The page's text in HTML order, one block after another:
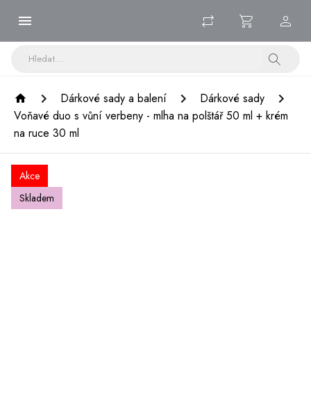
Dárkové sady a balení
Dárkové sady
Voňavé duo s vůní verbeny - mlha na polštář 50 ml + krém
na ruce 30 ml
Akce
Skladem